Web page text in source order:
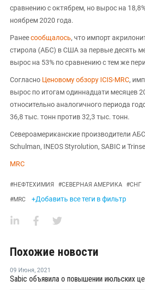
сравнению с октябрем, но вырос на
ноябрем 2020 года.
Ранеесообщалось, что импорт
стирола (АБС) в США за первые десять
вырос на 53% по сравнению с тем же
Согласно Ценовому обзору ICIS-MRC,
вырос по итогам одиннадцати месяцев
относительно аналогичного периода
36,8 тыс. тонн против 32,3 тыс. тонн.
Североамериканские производители
Schulman, INEOS Styrolution, SABIC и
MRC
#НЕФТЕХИМИЯ #СЕВЕРНАЯ АМЕРИКА #СНГ
#MRC +Добавить все теги в фильтр
Похожие новости
09 Июня, 2021